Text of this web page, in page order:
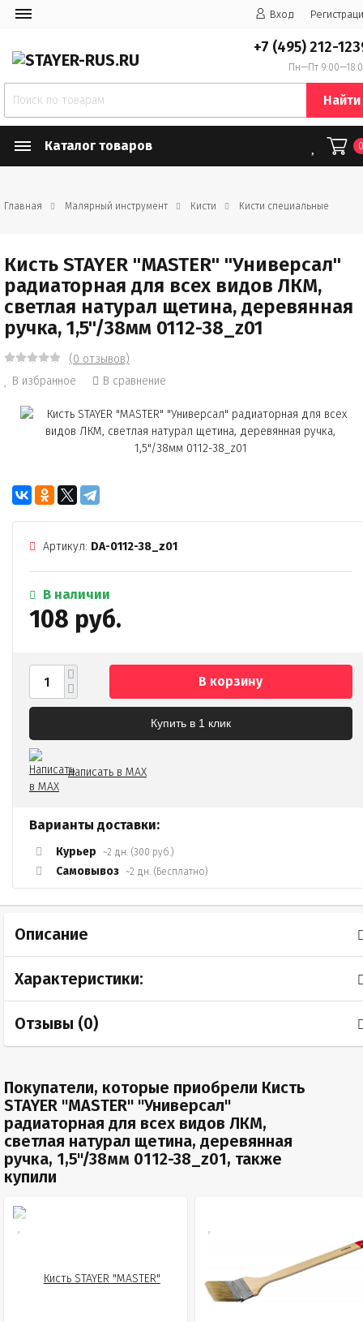
Вход
+7 (495) 212-
Пн—Пт
Найти
Каталог товаров
Главная Малярный инструмент Кисти Кисти специальные
Кисть STAYER "MASTER" "Универсал"
радиаторная для всех видов ЛКМ,
светлая натурал щетина, деревянная
ручка, 1,5"/38мм 0112-38_z01
(0 отзывов)
В избранное
В сравнение
Артикул: DA-0112-38_z01
В наличии
108 руб.
В корзину
Купить в 1 клик
Написать в MAX
Варианты доставки:
Курьер ~2 дн. (300 руб.)
Самовывоз ~2 дн. (Бесплатно)
Описание
Характеристики:
Отзывы (0)
Покупатели, которые приобрели Кисть
STAYER "MASTER" "Универсал"
радиаторная для всех видов ЛКМ,
светлая натурал щетина, деревянная
ручка, 1,5"/38мм 0112-38_z01, также
купили